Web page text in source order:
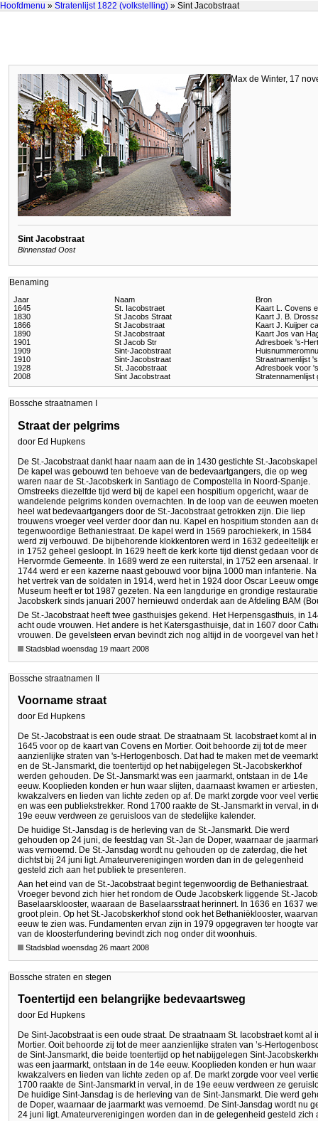
Hoofdmenu » Stratenlijst 1822 (volkstelling) » Sint Jacobstraat
Max de Winter, 17
Sint Jacobstraat
Binnenstad Oost
Benaming
Jaar Naam
Bron
1645
St. Iacobstraet
Kaart L. Covens
1830
St Jacobs Straat
Kaart J. B.
1866
St Jacobstraat
Kaart J. Kuijper
1890
St Jacobstraat
Kaart Jos van
1901
St Jacob Str
Adresboek 's-
1909
Sint-Jacobstraat
1910
Sint-Jacobstraat
Straatnamenlijst
1928
St. Jacobstraat
Adresboek voor
2008
Sint Jacobstraat Stratennamenlijst
Bossche straatnamen I
Straat der pelgrims
door Ed Hupkens
De St.-Jacobstraat dankt haar naam aan de in 1430 gestichte St.-
De kapel was gebouwd ten behoeve van de bedevaartgangers, die op weg
waren naar de St.-Jacobskerk in Santiago de Compostella in Noord-Spanje.
Omstreeks diezelfde tijd werd bij de kapel een hospitium opgericht, waar de
wandelende pelgrims konden overnachten. In de loop van de eeuwen
heel wat bedevaartgangers door de St.-Jacobstraat getrokken zijn. Die liep
trouwens vroeger veel verder door dan nu. Kapel en hospitium stonden aan
tegenwoordige Bethaniestraat. De kapel werd in 1569 parochiekerk, in 1584
werd zij verbouwd. De bijbehorende klokkentoren werd in 1632 gedeeltelijk
in 1752 geheel gesloopt. In 1629 heeft de kerk korte tijd dienst gedaan voor
Hervormde Gemeente. In 1689 werd ze een ruiterstal, in 1752 een arsenaal.
1744 werd er een kazerne naast gebouwd voor bijna 1000 man infanterie. Na
het vertrek van de soldaten in 1914, werd het in 1924 door Oscar Leeuw
Museum heeft er tot 1987 gezeten. Na een langdurige en grondige
Jacobskerk sinds januari 2007 hernieuwd onderdak aan de Afdeling BAM
De St.-Jacobstraat heeft twee gasthuisjes gekend. Het Herpensgasthuis, in
acht oude vrouwen. Het andere is het Katersgasthuisje, dat in 1607 door
vrouwen. De gevelsteen ervan bevindt zich nog altijd in de voorgevel van het
Stadsblad woensdag 19 maart 2008
Bossche straatnamen II
Voorname straat
door Ed Hupkens
De St.-Jacobstraat is een oude straat. De straatnaam St. Iacobstraet komt al in
1645 voor op de kaart van Covens en Mortier. Ooit behoorde zij tot de meer
aanzienlijke straten van 's-Hertogenbosch. Dat had te maken met de
en de St.-Jansmarkt, die toentertijd op het nabijgelegen St.-Jacobskerkhof
werden gehouden. De St.-Jansmarkt was een jaarmarkt, ontstaan in de 14e
eeuw. Kooplieden konden er hun waar slijten, daarnaast kwamen er artiesten,
kwakzalvers en lieden van lichte zeden op af. De markt zorgde voor veel
en was een publiekstrekker. Rond 1700 raakte de St.-Jansmarkt in verval, in
19e eeuw verdween ze geruisloos van de stedelijke kalender.
De huidige St.-Jansdag is de herleving van de St.-Jansmarkt. Die werd
gehouden op 24 juni, de feestdag van St.-Jan de Doper, waarnaar de
was vernoemd. De St.-Jansdag wordt nu gehouden op de zaterdag, die het
dichtst bij 24 juni ligt. Amateurverenigingen worden dan in de gelegenheid
gesteld zich aan het publiek te presenteren.
Aan het eind van de St.-Jacobstraat begint tegenwoordig de Bethaniestraat.
Vroeger bevond zich hier het rondom de Oude Jacobskerk liggende St.-
Baselaarsklooster, waaraan de Baselaarsstraat herinnert. In 1636 en 1637
groot plein. Op het St.-Jacobskerkhof stond ook het Bethaniëklooster,
eeuw te zien was. Fundamenten ervan zijn in 1979 opgegraven ter hoogte
van de kloosterfundering bevindt zich nog onder dit woonhuis.
Stadsblad woensdag 26 maart 2008
Bossche straten en stegen
Toentertijd een belangrijke bedevaartsweg
door Ed Hupkens
De Sint-Jacobstraat is een oude straat. De straatnaam St. Iacobstraet komt
Mortier. Ooit behoorde zij tot de meer aanzienlijke straten van ’s-
de Sint-Jansmarkt, die beide toentertijd op het nabijgelegen Sint-
was een jaarmarkt, ontstaan in de 14e eeuw. Kooplieden konden er hun
kwakzalvers en lieden van lichte zeden op af. De markt zorgde voor veel
1700 raakte de Sint-Jansmarkt in verval, in de 19e eeuw verdween ze
De huidige Sint-Jansdag is de herleving van de Sint-Jansmarkt. Die werd
de Doper, waarnaar de jaarmarkt was vernoemd. De Sint-Jansdag wordt nu
24 juni ligt. Amateurverenigingen worden dan in de gelegenheid gesteld zich